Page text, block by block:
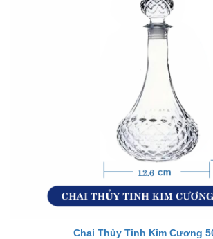
Chai Thủy Tinh Kim Cương